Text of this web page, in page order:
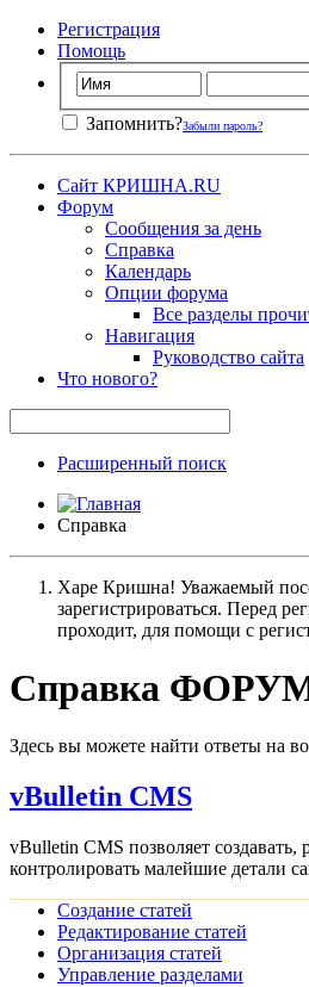
Регистрация
Помощь
Запомнить?Забыли пароль?
Сайт КРИШНА.RU
Форум
Сообщения за день
Справка
Календарь
Опции форума
Все разделы
Навигация
Руководство сайта
Что нового?
Расширенный поиск
Справка
Харе Кришна! Уважаемый
зарегистрироваться.
проходит, для помощи с
Справка
Здесь вы можете найти ответы на
vBulletin CMS
vBulletin CMS позволяет
контролировать малейшие детали
Создание статей
Редактирование статей
Организация статей
Управление разделами